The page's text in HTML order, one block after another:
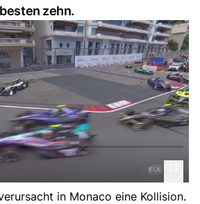
zehn.
in Monaco eine Kollision.